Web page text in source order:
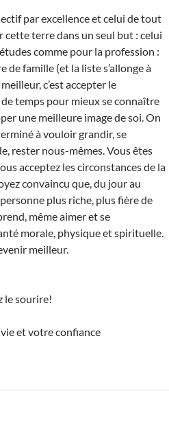
par excellence et celui de tout
cette terre dans un seul but : celui
comme pour la profession :
de famille (et la liste s’allonge à
c’est accepter le
temps pour mieux se connaître
une meilleure image de soi. On
à vouloir grandir, se
rester nous-mêmes. Vous êtes
acceptez les circonstances de la
convaincu que, du jour au
plus riche, plus fière de
même aimer et se
morale, physique et spirituelle.
meilleur.
le sourire!
et votre confiance